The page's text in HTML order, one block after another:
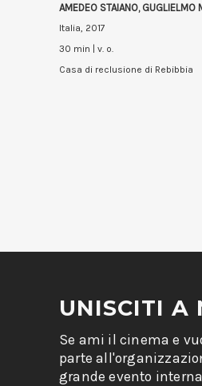
AMEDEO STAIANO, GUGLIELMO
Italia, 2017
30 min | v. o.
Casa di reclusione di Rebibbia
UNISCITI A
Se ami il cinema e
parte
grande evento